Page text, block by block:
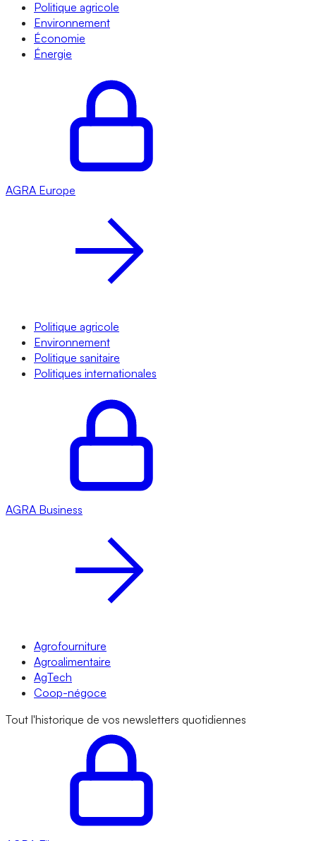
Politique agricole
Environnement
Économie
Énergie
AGRA Europe
Politique agricole
Environnement
Politique sanitaire
Politiques internationales
AGRA Business
Agrofourniture
Agroalimentaire
AgTech
Coop-négoce
Tout l'historique de vos newsletters quotidiennes